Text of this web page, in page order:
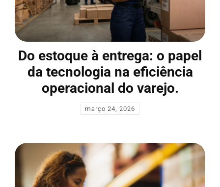
Do estoque à entrega: o papel
da tecnologia na eficiência
operacional do varejo.
março 24, 2026